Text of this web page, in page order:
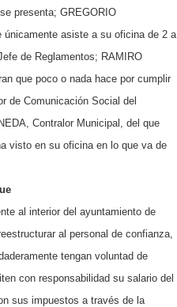
presenta; GREGORIO
únicamente asiste a su oficina de 2 a
de Reglamentos; RAMIRO
que poco o nada hace por cumplir
de Comunicación Social del
Contralor Municipal, del que
visto en su oficina en lo que va de
al interior del ayuntamiento de
al personal de confianza,
tengan voluntad de
con responsabilidad su salario del
sus impuestos a través de la